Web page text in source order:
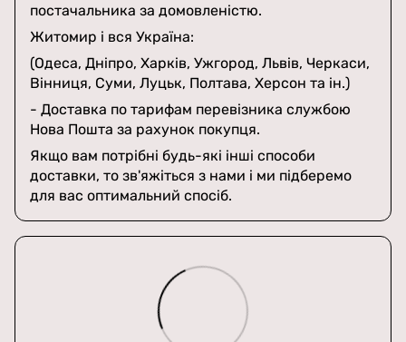
постачальника за домовленістю.
Житомир і вся Україна:
(Одеса, Дніпро, Харків, Ужгород, Львів, Черкаси,
Вінниця, Суми, Луцьк, Полтава, Херсон та ін.)
- Доставка по тарифам перевізника службою
Нова Пошта за рахунок покупця.
Якщо вам потрібні будь-які інші способи
доставки, то зв'яжіться з нами і ми підберемо
для вас оптимальний спосіб.